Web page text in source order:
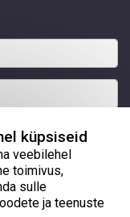
küpsiseid
veebilehel
toimivus,
sulle
ja teenuste